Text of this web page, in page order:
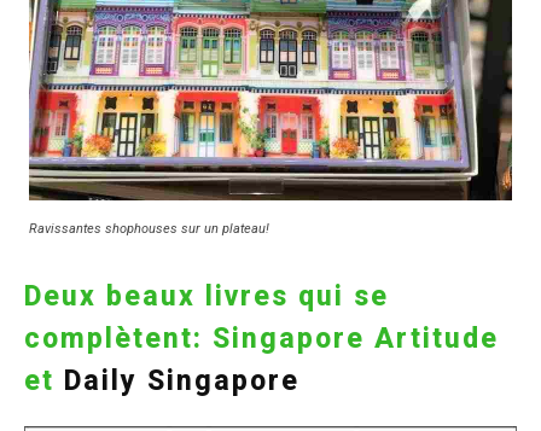
Ravissantes shophouses sur un plateau!
Deux beaux livres qui se
complètent: Singapore Artitude
et Daily Singapore